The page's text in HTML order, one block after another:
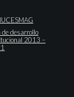
de desarrollo
2013 –